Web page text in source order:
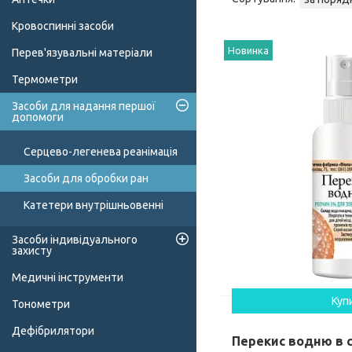
Новинка
Перекис водню в
Кровоспинні засоби
Перев'язувальні матеріали
Термометри
Засоби для надання першої
допомоги
Серцево-легенева реанімація
Засоби для обробки ран
Катетери внутрішньовенні
Засоби індивідуального
захисту
Медичні інструменти
Тонометри
Дефібрилятори